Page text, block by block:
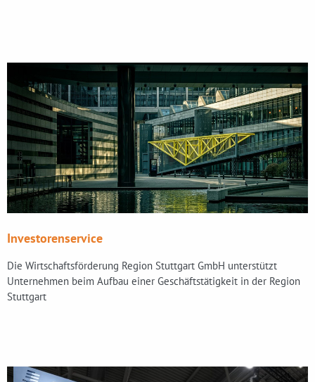
Investorenservice
Die Wirtschaftsförderung Region Stuttgart GmbH unterstützt
Unternehmen beim Aufbau einer Geschäftstätigkeit in der Region
Stuttgart